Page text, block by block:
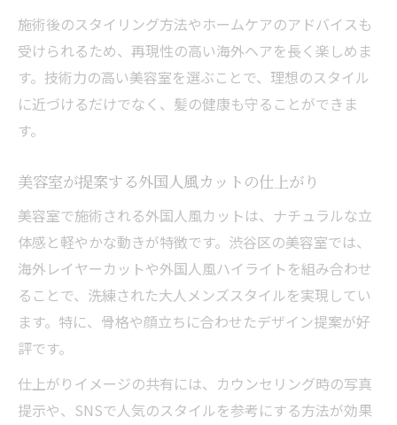
施術後のスタイリング方法やホームケアのアドバイスも
受けられるため、再現性の高い海外ヘアを長く楽しめま
す。技術力の高い美容室を選ぶことで、理想のスタイル
に近づけるだけでなく、髪の健康も守ることができま
す。
美容室が提案する外国人風カットの仕上がり
美容室で施術される外国人風カットは、ナチュラルな立
体感と軽やかな動きが特徴です。渋谷区の美容室では、
海外レイヤーカットや外国人風ハイライトを組み合わせ
ることで、洗練された大人メンズスタイルを実現してい
ます。特に、骨格や顔立ちに合わせたデザイン提案が好
評です。
仕上がりイメージの共有には、カウンセリング時の写真
提示や、SNSで人気のスタイルを参考にする方法が効果